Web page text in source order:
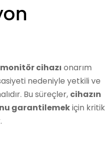
cihazı onarım
nedeniyle yetkili ve
Bu süreçler, cihazın
garantilemekiçin kritik